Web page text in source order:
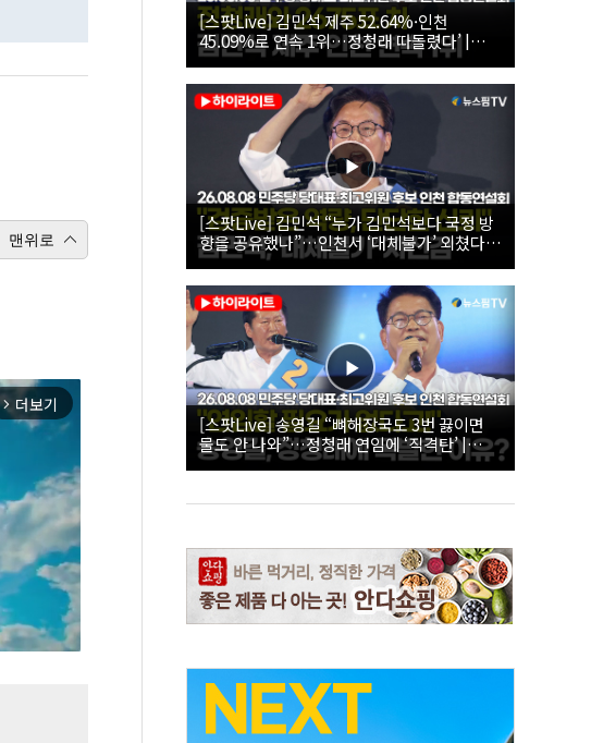
맨위로
arrow_forward_ios 더보기
[스팟Live] 김민석 제주 52.64%·인천
45.09%로 연속 1위…정청래 따돌렸다’ |
26.08.08 더불어민주당 당대표·최고위원 후
보 인천 합동연설회
[스팟Live] 김민석 “누가 김민석보다 국정 방
향을 공유했나”…인천서 ‘대체불가’ 외쳤다 |
26.08.08 더불어민주당 당대표·최고위원 후
보 인천 합동연설회
[스팟Live] 송영길 “뼈해장국도 3번 끓이면
물도 안 나와”…정청래 연임에 ‘직격탄’ |
26.08.08 더불어민주당 당대표·최고위원 후